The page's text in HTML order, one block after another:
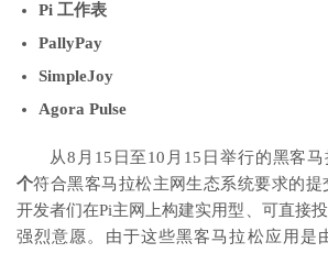
Pi 工作表
PallyPay
SimpleJoy
Agora Pulse
从8月15日至10月15日举行的黑客马
个符合黑客马拉松主网生态系统要求的提
开发者们在Pi主网上构建实用型、可直接
强烈意愿。由于这些黑客马拉松应用是